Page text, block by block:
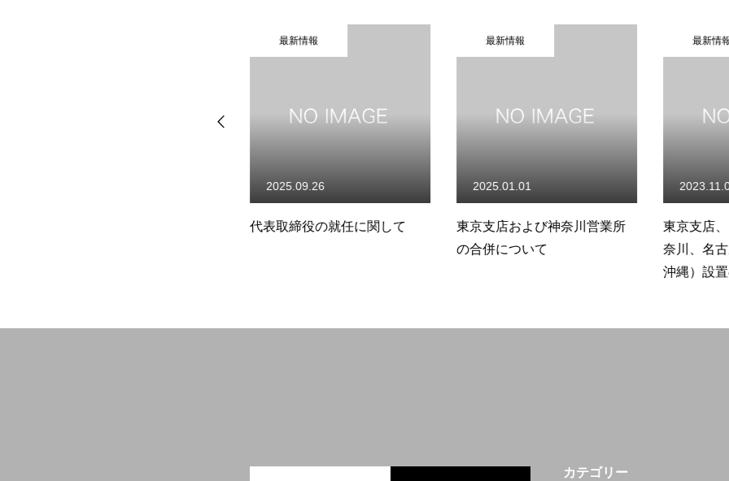
最新情報
代表取締役の就任に関して
2025.09.26
最新情報
東京支店および神奈川営業所
の合併について
2025.01.01
最新情
東京支店
奈川、名
沖縄）設
カテゴリー